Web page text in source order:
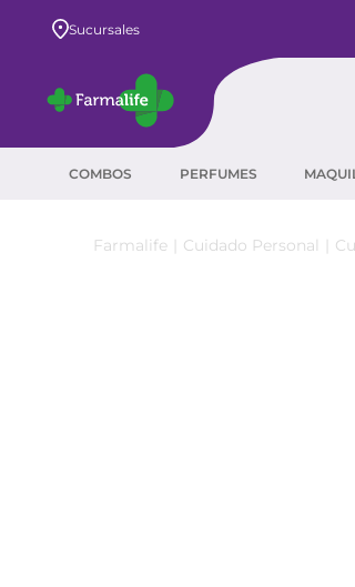
Sucursales
COMBOS PERFUMES
Cuidado Personal